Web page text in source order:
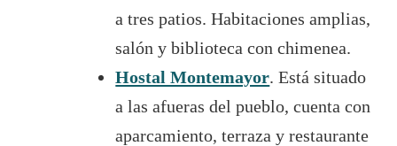
a tres patios. Habitaciones amplias,
salón y biblioteca con chimenea.
Hostal Montemayor. Está situado
a las afueras del pueblo, cuenta con
aparcamiento, terraza y restaurante